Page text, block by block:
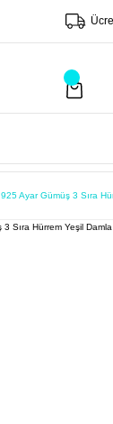
925 Ayar Gümüş 3 Sıra